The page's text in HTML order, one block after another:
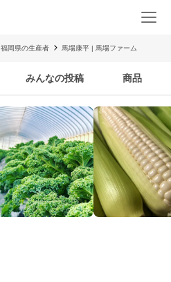
福岡県の生産者 馬場康平 | 馬場ファーム
みんなの投稿 商品